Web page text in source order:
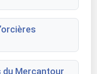
du Mercantour